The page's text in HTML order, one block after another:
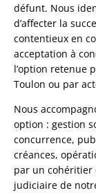
défunt. Nous
d’affecter la
contentieux en
acceptation à
l’option retenue
Toulon ou par
Nous
option : gestion
concurrence,
créances,
par un cohéritier
judiciaire de